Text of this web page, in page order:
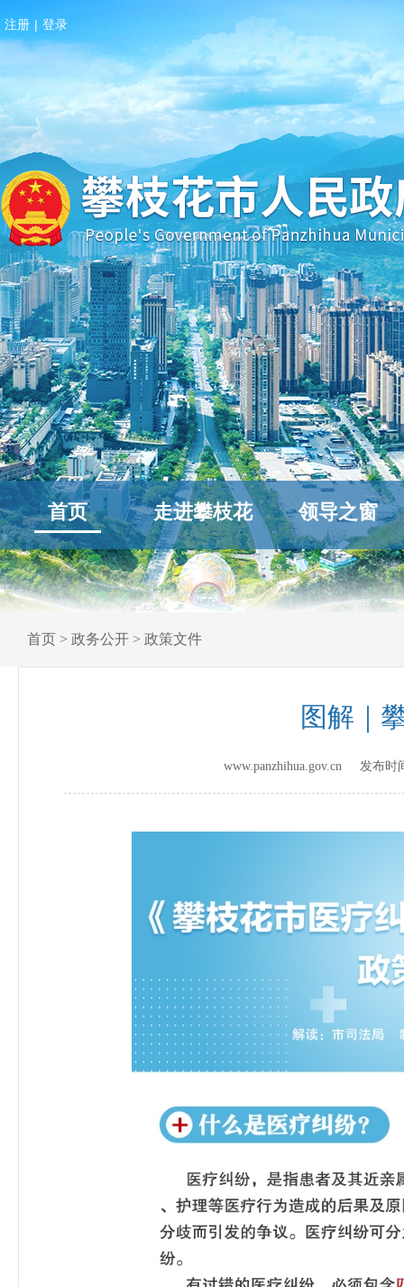
注册 | 登录
首页 走进攀枝花 领导之窗
首页 > 政务公开 > 政策文件
图解｜
www.panzhihua.gov.cn 发布时